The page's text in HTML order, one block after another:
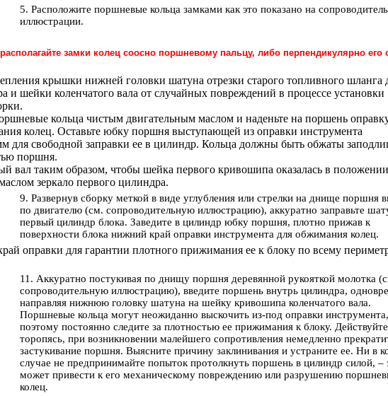
5. Расположите поршневые кольца замками как это показано на
иллюстрации.
замки колец соосно поршневому пальцу, либо перпендикулярно его
крышки нижней головки шатуна отрезки старого топливного шланга
и шейки коленчатого вала от случайных повреждений в процессе установки
кольца чистым двигательным маслом и наденьте на поршень
колец. Оставьте юбку поршня выступающей из оправки инструмента
для свободной заправки ее в цилиндр. Кольца должны быть обжаты
поршня.
вал таким образом, чтобы шейка первого кривошипа оказалась в
зеркало первого цилиндра.
9. Развернув сборку меткой в виде углубления или стрелки на днище поршня
по двигателю (см. сопроводительную иллюстрацию), аккуратно заправьте
первый цилиндр блока. Заведите в цилиндр юбку поршня, плотно прижав к
поверхности блока нижний край оправки инструмента для обжимания колец.
оправки для гарантии плотного прижимания ее к блоку по всему
11. Аккуратно постукивая по днищу поршня деревянной рукояткой молотка
сопроводительную иллюстрацию), введите поршень внутрь цилиндра,
направляя нижнюю головку шатуна на шейку кривошипа коленчатого вала.
Поршневые кольца могут неожиданно выскочить из-под оправки инструмента,
поэтому постоянно следите за плотностью ее прижимания к блоку.
торопясь, при возникновении малейшего сопротивления немедленно
застукивание поршня. Выясните причину заклинивания и устраните ее. Ни в
случае не предпринимайте попыток протолкнуть поршень в цилиндр силой, –
может привести к его механическому повреждению или разрушению
колец.